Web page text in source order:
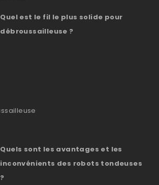
Quel est le fil le plus solide pour
débroussailleuse ?
Quels sont les avantages et les
inconvénients des robots tondeuses
?